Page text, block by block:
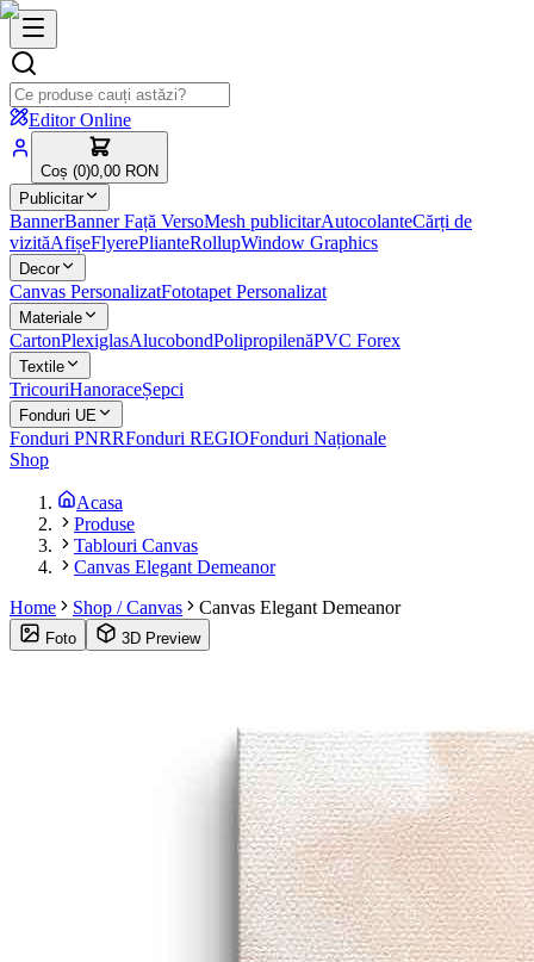
Editor Online
Coș (0)0,00 RON
Publicitar
BannerBanner Față VersoMesh publicitarAutocolanteCărți de
vizităAfișeFlyerePlianteRollupWindow Graphics
Decor
Canvas PersonalizatFototapet Personalizat
Materiale
CartonPlexiglasAlucobondPolipropilenăPVC Forex
Textile
TricouriHanoraceȘepci
Fonduri UE
Fonduri PNRRFonduri REGIOFonduri Naționale
Shop
Acasa
Produse
Tablouri Canvas
Canvas Elegant Demeanor
Home
Shop / Canvas Canvas Elegant Demeanor
Foto 3D Preview